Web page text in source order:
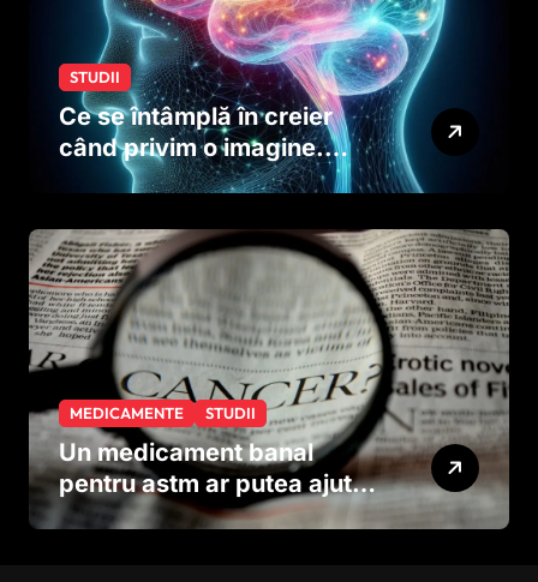
STUDII
Ce se întâmplă în creier
când privim o imagine.
Studiul care explică rolul
MEDICAMENTE STUDII
Un medicament banal
pentru astm ar putea ajuta
în lupta împotriva